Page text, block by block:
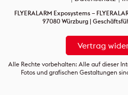
FLYERALARM Exposystems –
97080 Würzburg |
Vertrag
Alle Rechte vorbehalten: Alle auf dieser
Fotos und grafischen Gestaltungen